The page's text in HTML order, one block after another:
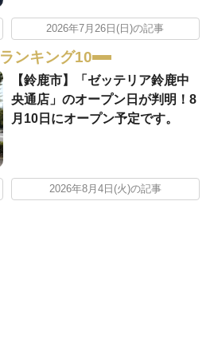
2026年7月26日(日)の記事
ランキング10
【鈴鹿市】「ゼッテリア鈴鹿中
央通店」のオープン日が判明！8
月10日にオープン予定です。
2026年8月4日(火)の記事